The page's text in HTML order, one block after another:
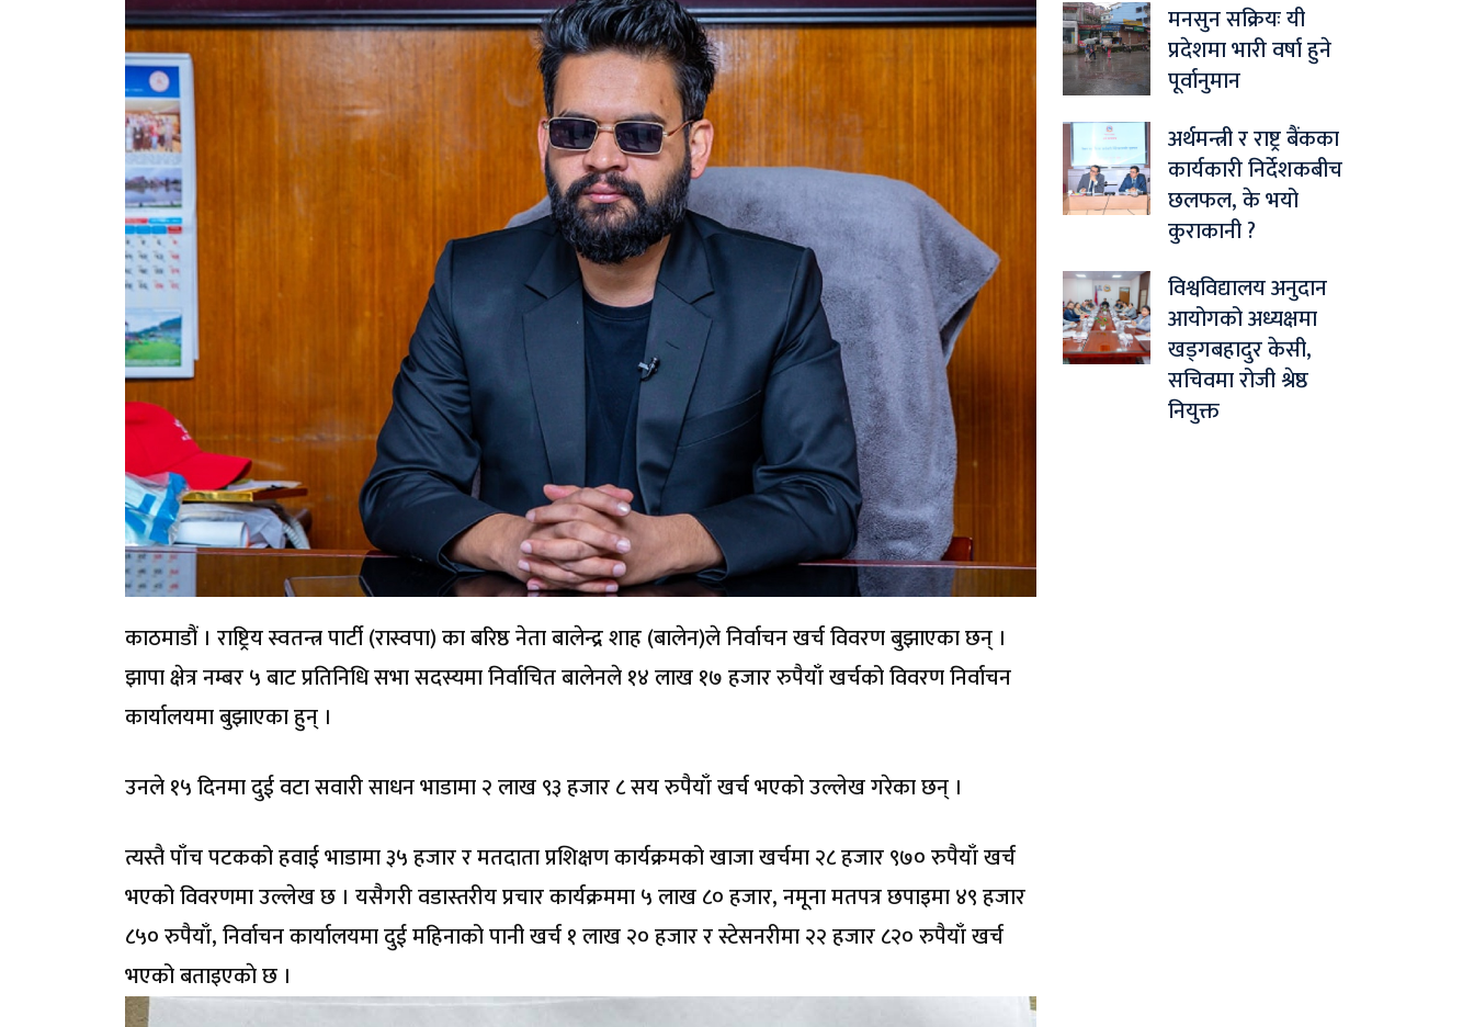
काठमाडौं । राष्ट्रिय स्वतन्त्र पार्टी (रास्वपा) का बरिष्ठ नेता बालेन्द्र शाह (बालेन)ले निर्वाचन खर्च विवरण बुझाएका छन् ।
झापा क्षेत्र नम्बर ५ बाट प्रतिनिधि सभा सदस्यमा निर्वाचित बालेनले १४ लाख १७ हजार रुपैयाँ खर्चको विवरण निर्वाचन
कार्यालयमा बुझाएका हुन् ।
उनले १५ दिनमा दुई वटा सवारी साधन भाडामा २ लाख ९३ हजार ८ सय रुपैयाँ खर्च भएको उल्लेख गरेका छन् ।
त्यस्तै पाँच पटकको हवाई भाडामा ३५ हजार र मतदाता प्रशिक्षण कार्यक्रमको खाजा खर्चमा २८ हजार ९७० रुपैयाँ खर्च
भएको विवरणमा उल्लेख छ । यसैगरी वडास्तरीय प्रचार कार्यक्रममा ५ लाख ८० हजार, नमूना मतपत्र छपाइमा ४९ हजार
८५० रुपैयाँ, निर्वाचन कार्यालयमा दुई महिनाको पानी खर्च १ लाख २० हजार र स्टेसनरीमा २२ हजार ८२० रुपैयाँ खर्च
भएको बताइएकाे छ ।
मनसुन सक्रियः यी
प्रदेशमा भारी वर्षा हुने
पूर्वानुमान
अर्थमन्त्री र राष्ट्र बैंकका
कार्यकारी निर्देशकबीच
छलफल, के भयो
कुराकानी ?
विश्वविद्यालय अनुदान
आयोगको अध्यक्षमा
खड्गबहादुर केसी,
सचिवमा रोजी श्रेष्ठ
नियुक्त